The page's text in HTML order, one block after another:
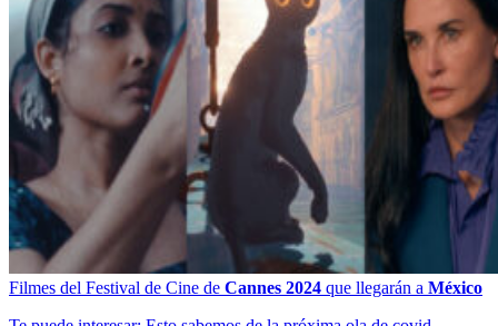
Filmes del Festival de Cine de Cannes 2024 que llegarán a México